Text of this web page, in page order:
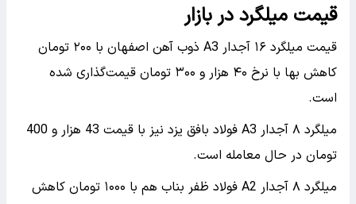
قیمت میلگرد در بازار
قیمت میلگرد ۱۶ آجدار A3 ذوب آهن اصفهان با ۲۰۰ تومان
کاهش بها با نرخ ۴۰ هزار و ۳۰۰ تومان قیمت‌گذاری شده
است.
میلگرد ۸ آجدار A3 فولاد بافق یزد نیز با قیمت 43 هزار و 400
تومان در حال معامله است.
میلگرد ۸ آجدار A2 فولاد ظفر بناب هم با ۱۰۰۰ تومان کاهش